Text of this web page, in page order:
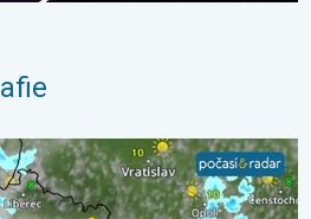
slunečnější. Víkendové počasí. .